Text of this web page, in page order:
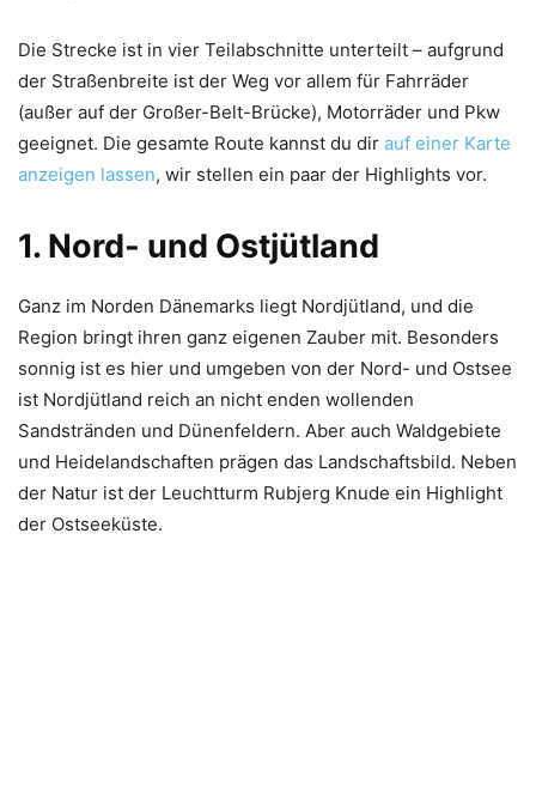
Die Strecke ist in vier Teilabschnitte unterteilt – aufgrund
der Straßenbreite ist der Weg vor allem für Fahrräder
(außer auf der Großer-Belt-Brücke), Motorräder und Pkw
geeignet. Die gesamte Route kannst du dir auf einer Karte
anzeigen lassen, wir stellen ein paar der Highlights vor.
1. Nord- und Ostjütland
Ganz im Norden Dänemarks liegt Nordjütland, und die
Region bringt ihren ganz eigenen Zauber mit. Besonders
sonnig ist es hier und umgeben von der Nord- und Ostsee
ist Nordjütland reich an nicht enden wollenden
Sandstränden und Dünenfeldern. Aber auch Waldgebiete
und Heidelandschaften prägen das Landschaftsbild. Neben
der Natur ist der Leuchtturm Rubjerg Knude ein Highlight
der Ostseeküste.